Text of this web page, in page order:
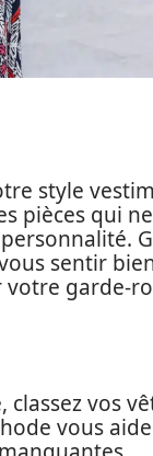
style
pièces qui
sentir
garde-
vos
vous